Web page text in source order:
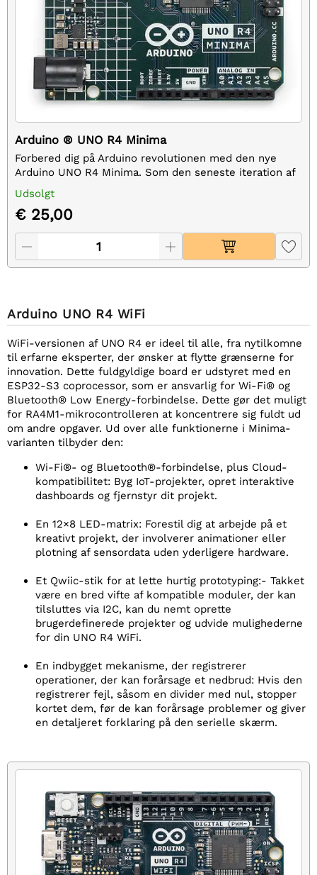
Arduino ® UNO R4 Minima
Forbered dig på Arduino revolutionen med den nye
Arduino UNO R4 Minima. Som den seneste iteration af
den elskede UNO-serie, bevarer R4 Minima alle de
brugervenlige funktioner, du kender og elsker,...
Udsolgt
€ 25,00
Arduino UNO R4 WiFi
WiFi-versionen af UNO R4 er ideel til alle, fra nytilkomne
til erfarne eksperter, der ønsker at flytte grænserne for
innovation. Dette fuldgyldige board er udstyret med en
ESP32-S3 coprocessor, som er ansvarlig for Wi-Fi® og
Bluetooth® Low Energy-forbindelse. Dette gør det muligt
for RA4M1-mikrocontrolleren at koncentrere sig fuldt ud
om andre opgaver. Ud over alle funktionerne i Minima-
varianten tilbyder den:
Wi-Fi®- og Bluetooth®-forbindelse, plus Cloud-
kompatibilitet: Byg IoT-projekter, opret interaktive
dashboards og fjernstyr dit projekt.
En 12×8 LED-matrix: Forestil dig at arbejde på et
kreativt projekt, der involverer animationer eller
plotning af sensordata uden yderligere hardware.
Et Qwiic-stik for at lette hurtig prototyping:- Takket
være en bred vifte af kompatible moduler, der kan
tilsluttes via I2C, kan du nemt oprette
brugerdefinerede projekter og udvide mulighederne
for din UNO R4 WiFi.
En indbygget mekanisme, der registrerer
operationer, der kan forårsage et nedbrud: Hvis den
registrerer fejl, såsom en divider med nul, stopper
kortet dem, før de kan forårsage problemer og giver
en detaljeret forklaring på den serielle skærm.